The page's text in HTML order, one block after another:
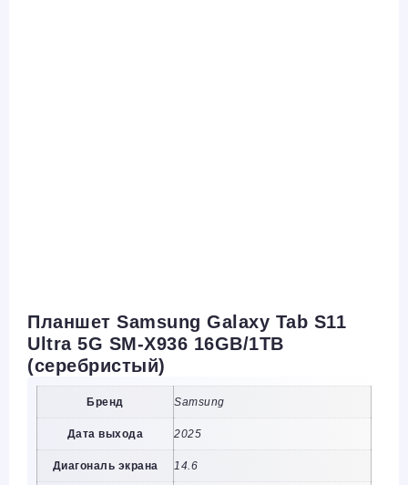
Планшет Samsung Galaxy Tab S11
Ultra 5G SM-X936 16GB/1TB
(серебристый)
Бренд Samsung
Дата выхода 2025
Диагональ экрана 14.6